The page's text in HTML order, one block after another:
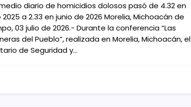
diario de homicidios dolosos pasó de 4.32 en
a 2.33 en junio de 2026 Morelia, Michoacán de
03 julio de 2026.- Durante la conferencia “Las
del Pueblo”, realizada en Morelia, Michoacán, el
de Seguridad y…